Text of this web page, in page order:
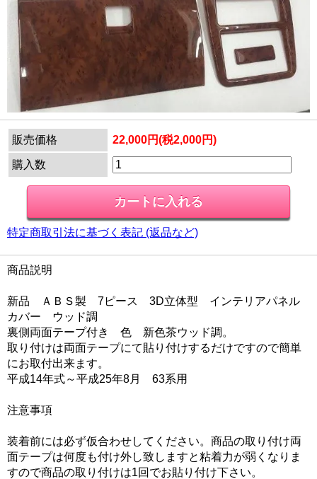
販売価格 22,000円(税2,000円)
購入数
特定商取引法に基づく表記 (返品など)
商品説明
新品 ＡＢＳ製 7ピース 3D立体型 インテリアパネル
カバー ウッド調
裏側両面テープ付き 色 新色茶ウッド調。
取り付けは両面テープにて貼り付けするだけですので簡単
にお取付出来ます。
平成14年式～平成25年8月 63系用
注意事項
装着前には必ず仮合わせしてください。商品の取り付け両
面テープは何度も付け外し致しますと粘着力が弱くなりま
すので商品の取り付けは1回でお貼り付け下さい。